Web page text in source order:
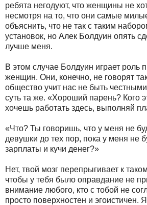
ребята негодуют, что женщины не
несмотря на то, что они самые
объяснить, что не так с таким
установок, но Алек Болдуин опять
лучше меня.
В этом случае Болдуин играет роль
женщин. Они, конечно, не говорят
общество учит нас не быть
суть та же. «Хороший парень? Кого
хочешь работать здесь, выполняй
«Что? Ты говоришь, что у меня не
девушки до тех пор, пока у меня не
зарплаты и кучи денег?»
Нет, твой мозг перепрыгивает к
чтобы у тебя было оправдание не
внимание любого, кто с тобой не
просто поверхностен и эгоистичен.